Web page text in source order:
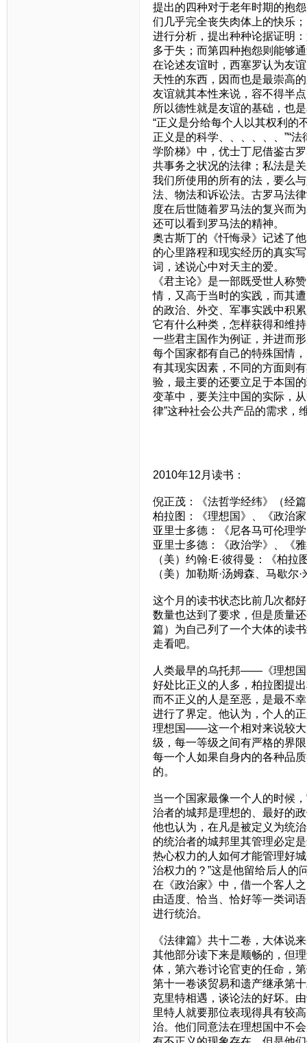
提出的四种对于老年时期的抱
们几乎完全丧失肉体上的快乐
进行分析，提出种种论据证明
多于失；而第四种抱怨则能够
在论述友谊时，西塞罗认为友
天性的东西，因而也是最崇高
友谊就其本性来说，容不得半
所以德性就是友谊的基础，也
“正义是分给每个人以其权利的
正义是的科学、、、、、、”“
学阶梯》中，优士丁尼借鉴古
共事务之状况的法律；私法是
我们所使用的所有的法，要么
法、物法和诉讼法。古罗马法
度在后世随着罗马法的复兴而
还可以看到罗马法的精神。
奥古斯丁的《忏悔录》记述了
的心里路程和现实经历的真实
词，述说心中对天主的爱。
《君主论》是一部既受世人称
情，又高于当时的实践，而其
的政治、外交、军事实践中积
它有什么种类，怎样获得和维
一些君主国作为例证，并进而
每个国家都有自己的特殊国情
有其现实因素，不同的方面则
验，最主要的还要立足于本国
变革中，要关注中国的实际，
律”这种社会公共产品的需求，
2010年12月读书：
倪正茂：《法哲学经纬》（经
柏拉图：《理想国》、《政治
亚里士多德：《尼各马可伦理
亚里士多德：《政治学》、《
（美）约翰·E·彼得曼：《柏拉
（美）加勒斯·汤姆森、马歇尔
这个月的读书状态比前几次都
数量也达到了要求，但是质量
篇）为自己列了一个大体的读
走看吧。
人类最早的乌托邦——《理想国
好处比正义的人多，柏拉图提
而不正义的人是至恶，是最不
进行了界定。他认为，个人的
理想国——这一个相对来说较大
级，每一等级之间有严格的界
每一个人如果自身内的各种品
的。
当一个国家最像一个人的时候
治者的城邦是理想的、最好的
他也认为，在凡是被定义为统
的统治者的城邦里其管理必定
热心权力的人如何才能管理好
治权力的？”这是他留给后人的
在《政治家》中，借一个客人
由适度、恰当、恰好等一类词
进行统治。
《法律篇》共十二卷，大体说
其他部分读下来是顺畅的，但
体，第六卷讨论官吏的任命，
第十一卷谈贸易和遗产继承第
克里特相遇，谈论法的好坏。
里特人就要那位表现得具有较
治。他们同意法在理想国中不